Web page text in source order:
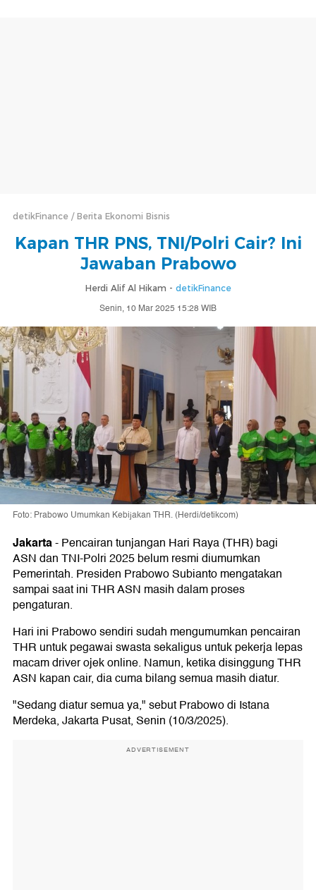
detikFinance Berita Ekonomi Bisnis
Kapan THR PNS, TNI/Polri Cair? Ini
Jawaban Prabowo
Herdi Alif Al Hikam - detikFinance
Senin, 10 Mar 2025 15:28 WIB
Foto: Prabowo Umumkan Kebijakan THR. (Herdi/detikcom)
Jakarta-Pencairan tunjangan Hari Raya (THR) bagi
ASN dan TNI-Polri 2025 belum resmi diumumkan
Pemerintah. Presiden Prabowo Subianto mengatakan
sampai saat ini THR ASN masih dalam proses
pengaturan.
Hari ini Prabowo sendiri sudah mengumumkan pencairan
THR untuk pegawai swasta sekaligus untuk pekerja lepas
macam driver ojek online. Namun, ketika disinggung THR
ASN kapan cair, dia cuma bilang semua masih diatur.
"Sedang diatur semua ya," sebut Prabowo di Istana
Merdeka, Jakarta Pusat, Senin (10/3/2025).
ADVERTISEMENT